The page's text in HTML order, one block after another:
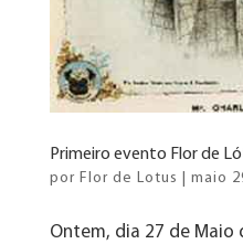
Primeiro evento Flor de
por Flor de Lotus maio
Ontem, dia 27 de Maio